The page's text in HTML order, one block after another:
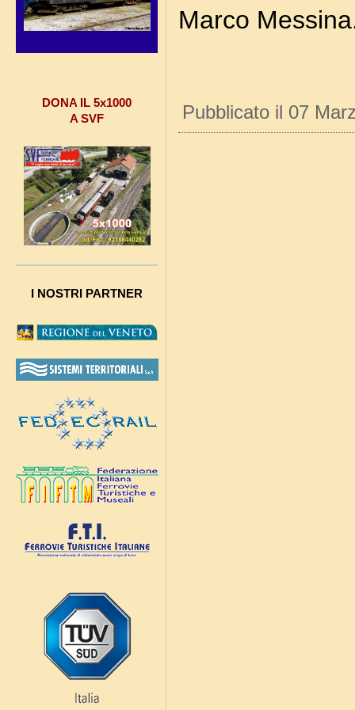
DONA IL 5x1000
A SVF
I NOSTRI PARTNER
Marco
Pubblicato il 07